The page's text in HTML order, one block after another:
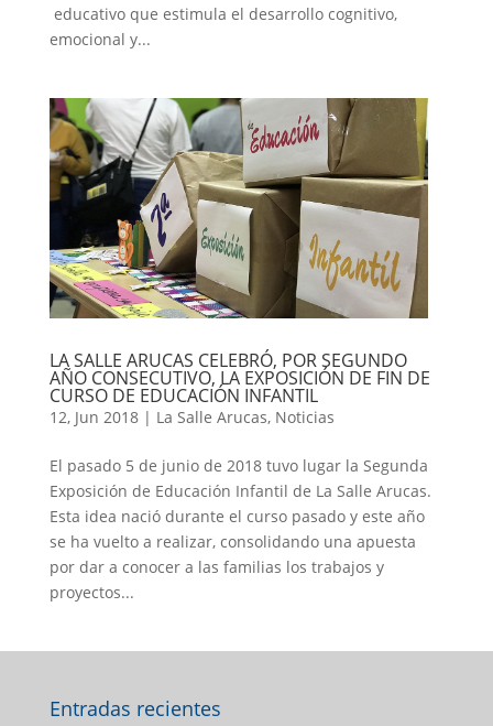
educativo que estimula el desarrollo cognitivo,
emocional y...
LA SALLE ARUCAS CELEBRÓ, POR SEGUNDO
AÑO CONSECUTIVO, LA EXPOSICIÓN DE FIN DE
CURSO DE EDUCACIÓN INFANTIL
12, Jun 2018| La Salle Arucas, Noticias
El pasado 5 de junio de 2018 tuvo lugar la Segunda
Exposición de Educación Infantil de La Salle Arucas.
Esta idea nació durante el curso pasado y este año
se ha vuelto a realizar, consolidando una apuesta
por dar a conocer a las familias los trabajos y
proyectos...
Entradas recientes